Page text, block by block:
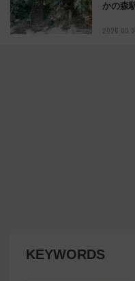
かの
KEYWORDS